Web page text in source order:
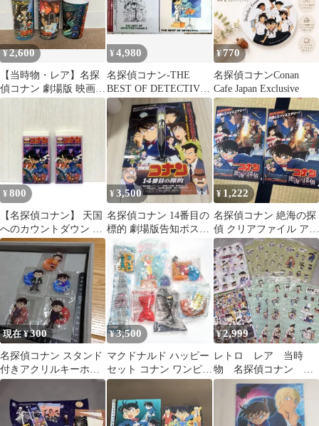
¥2,600
【当時物・レア】名探
偵コナン 劇場版 映画館
限定 ドリンクカップ 3
¥4,980
名探偵コナン-THE
BEST OF DETECTIVE
CONAN-1＆2
¥770
名探偵コナンConan
Cafe Japan Exclusive
¥ 800
【名探偵コナン】 天国
へのカウントダウン 消
しゴム 2001年 平成 当
¥3,500
名探偵コナン 14番目の
標的 劇場版告知ポスタ
ー
¥ 1,222
名探偵コナン 絶海の探
偵 クリアファイル アニ
メール付 ノベルティ 2
枚
現在 ¥300
名探偵コナン スタンド
付きアクリルキーホル
ダーコレクション まと
めセット
¥3,500
マクドナルド ハッピー
セット コナン ワンピー
スなど セット
¥2,999
レトロ レア 当時
物 名探偵コナン シ
ール 10セット➕おま
けシール